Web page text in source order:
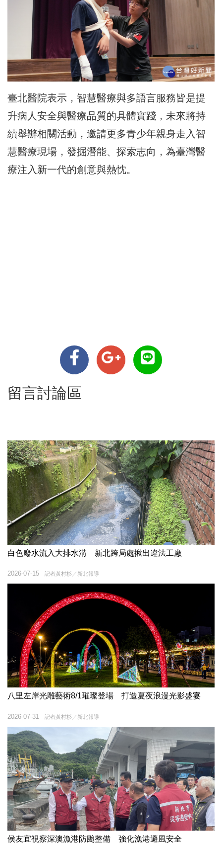
臺北醫院表示，智慧醫療與多語言服務皆是提
升病人安全與醫療品質的具體實踐，未來將持
續舉辦相關活動，邀請更多青少年親身走入智
慧醫療現場，發掘潛能、探索志向，為臺灣醫
療注入新一代的創意與熱忱。
留言討論區
白色廢水流入大排水溝 新北跨局處揪出違法工廠
記者黃村杉／新北報導
2026-07-15
八里左岸光雕藝術8/1璀璨登場 打造夏夜浪漫光影盛宴
記者黃村杉／新北報導
2026-07-31
侯友宜視察深澳漁港防颱整備 強化漁港避風安全